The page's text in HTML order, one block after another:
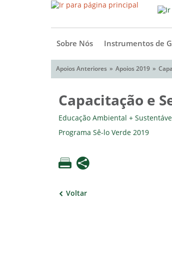
Sobre Nós Instrumentos de
Apoios Anteriores Apoios 2019
Capacitação e
Educação Ambiental + Sustentável
Programa Sê-lo Verde 2019
Voltar